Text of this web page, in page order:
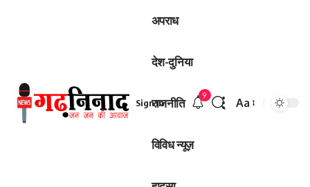
अपराध
देश-दुनिया
राजनीति
विविध न्यूज़
Sign In
9
Aa